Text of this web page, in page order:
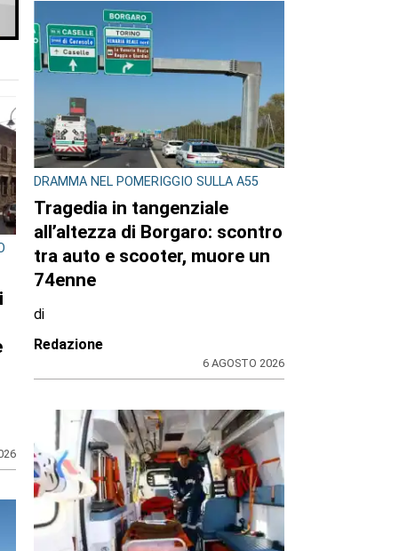
DRAMMA NEL POMERIGGIO SULLA A55
Tragedia in tangenziale
all’altezza di Borgaro: scontro
tra auto e scooter, muore un
74enne
di
Redazione
6 AGOSTO 2026